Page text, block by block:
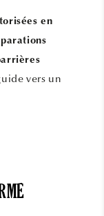
en
vers un